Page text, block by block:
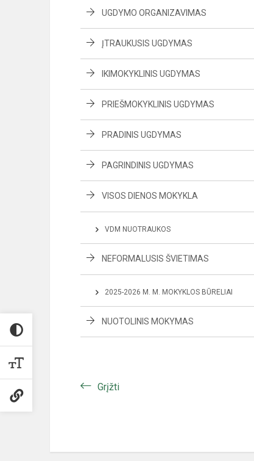
UGDYMO ORGANIZAVIMAS
ĮTRAUKUSIS UGDYMAS
IKIMOKYKLINIS UGDYMAS
PRIEŠMOKYKLINIS UGDYMAS
PRADINIS UGDYMAS
PAGRINDINIS UGDYMAS
VISOS DIENOS MOKYKLA
VDM NUOTRAUKOS
NEFORMALUSIS ŠVIETIMAS
2025-2026 M. M. MOKYKLOS BŪRELIAI
NUOTOLINIS MOKYMAS
Grįžti